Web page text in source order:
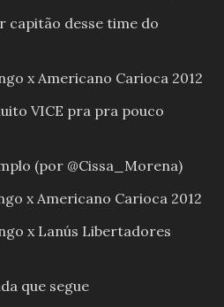
capitão desse time do
x Americano Carioca 2012
VICE pra pra pouco
(por @Cissa_Morena)
x Americano Carioca 2012
x Lanús Libertadores
que segue